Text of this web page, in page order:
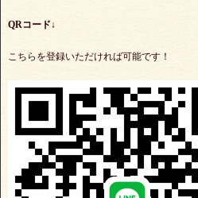
QRコード↓
こちらを登録いただければ可能です！